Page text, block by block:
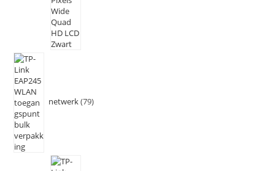
netwerk 79